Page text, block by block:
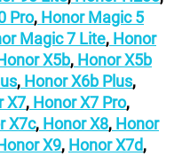
Pro, Honor Magic 5
Magic 7 Lite, Honor
X5b, Honor X5b
, Honor X6b Plus,
X7, Honor X7 Pro,
X7c, Honor X8, Honor
X9, Honor X7d,